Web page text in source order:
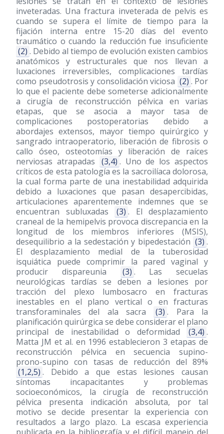
inveteradas. Una fractura inveterada de pelvis es
cuando se supera el límite de tiempo para la
fijación interna entre 15-20 días del evento
traumático o cuando la reducción fue insuficiente
(2) . Debido al tiempo de evolución existen cambios
anatómicos y estructurales que nos llevan a
luxaciones irreversibles, complicaciones tardías
como pseudotrosis y consolidación viciosa (2) . Por
lo que el paciente debe someterse adicionalmente
a cirugía de reconstrucción pélvica en varias
etapas, que se asocia a mayor tasa de
complicaciones postoperatorias debido a
abordajes extensos, mayor tiempo quirúrgico y
sangrado intraoperatorio, liberación de fibrosis o
callo óseo, osteotomías y liberación de raíces
nerviosas atrapadas
(3,4) . Uno de los aspectos
críticos de esta patología es la sacroilíaca dolorosa,
la cual forma parte de una inestabilidad adquirida
debido a luxaciones que pasan desapercibidas,
articulaciones aparentemente indemnes que se
encuentran subluxadas
(3) . El desplazamiento
craneal de la hemipelvis provoca discrepancia en la
longitud de los miembros inferiores (MSIS),
desequilibrio a la sedestación y bipedestación (3) .
El desplazamiento medial de la tuberosidad
isquiática puede comprimir la pared vaginal y
producir dispareunia
(3) . Las secuelas
neurológicas tardías se deben a lesiones por
tracción del plexo lumbosacro en fracturas
inestables en el plano vertical o en fracturas
transforaminales del ala sacra
(3) . Para la
planificación quirúrgica se debe considerar el plano
principal de inestabilidad o deformidad
(3,4) .
Matta JM et al. en 1996 establecieron 3 etapas de
reconstrucción pélvica en secuencia supino-
prono-supino con tasas de reducción del 89%
(1,2,5) . Debido a que estas lesiones causan
síntomas incapacitantes y problemas
socioeconómicos, la cirugía de reconstrucción
pélvica presenta indicación absoluta, por tal
motivo se decide presentar la experiencia con
resultados a largo plazo. La escasa experiencia